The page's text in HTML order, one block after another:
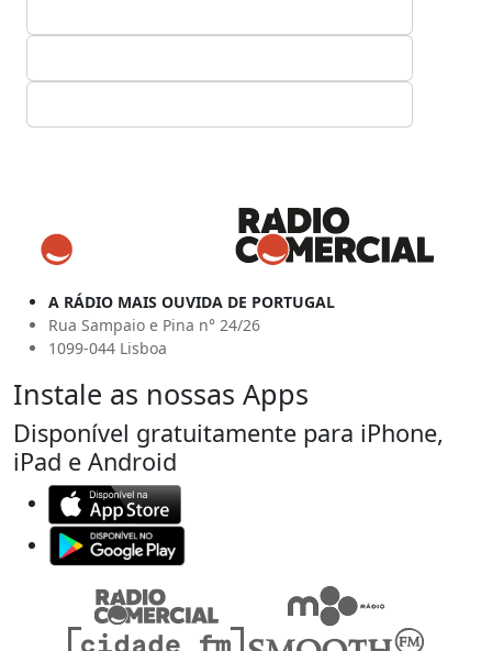
A RÁDIO MAIS OUVIDA DE PORTUGAL
Rua Sampaio e Pina n° 24/26
1099-044 Lisboa
Instale as nossas Apps
Disponível gratuitamente para iPhone,
iPad e Android